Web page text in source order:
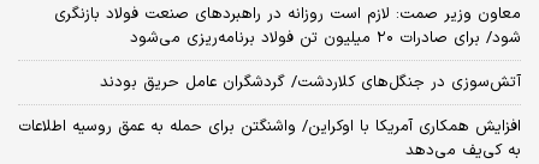
معاون وزیر صمت: لازم است روزانه در راهبردهای صنعت فولاد بازنگری
شود/ برای صادرات ۲۰ میلیون تن فولاد برنامه‌ریزی می‌شود
آتش‌سوزی در جنگل‌های کلاردشت/ گردشگران عامل حریق بودند
افزایش همکاری آمریکا با اوکراین/ واشنگتن برای حمله به عمق روسیه اطلاعات
به کی‌یف می‌دهد